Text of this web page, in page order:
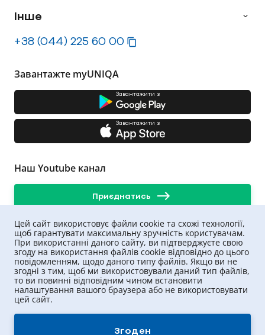
Інше
+38 (044) 225 60 00
Завантажте myUNIQA
Завантажити з
Завантажити з
Наш Youtube канал
Приєднатись
2026.
Цей сайт використовує файли cookie та схожі технології,
щоб гарантувати максимальну зручність користувачам.
При використанні даного сайту, ви підтверджуєте свою
згоду на використання файлів cookie відповідно до цього
повідомленням, щодо даного типу файлів. Якщо ви не
згодні з тим, щоб ми використовували даний тип файлів,
то ви повинні відповідним чином встановити
налаштування вашого браузера або не використовувати
цей сайт.
Згоден